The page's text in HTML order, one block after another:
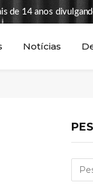
de 14 anos
Notícias